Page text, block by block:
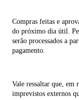
Compras feitas e
do próximo dia útil.
serão processados a
pagamento.
Vale ressaltar que, em
imprevistos externos